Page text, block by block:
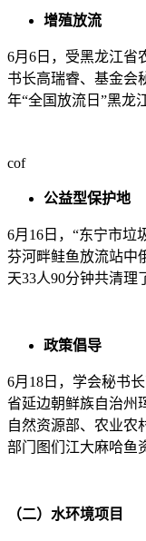
增殖放流
6月6日，受黑龙江省
书长高瑞睿、基金会
年“全国放流日”黑龙
cof
公益型保护地
6月16日，“东宁市垃
芬河畔鲑鱼放流站中
天33人90分钟共清理
政策倡导
6月18日，学会秘书
省延边朝鲜族自治州
自然资源部、农业农
部门图们江大麻哈鱼
（二）水环境项目